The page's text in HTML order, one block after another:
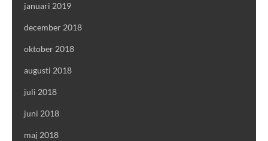
januari 2019
december 2018
oktober 2018
augusti 2018
juli 2018
juni 2018
maj 2018